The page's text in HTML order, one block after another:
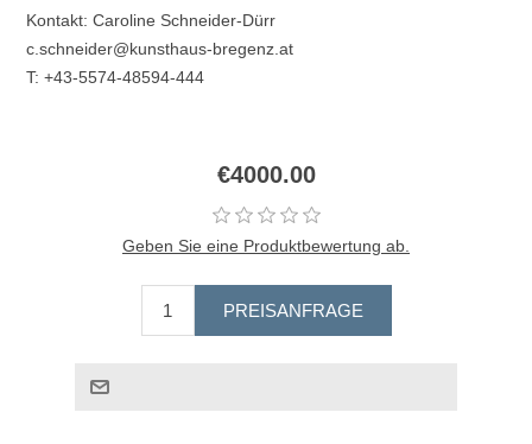
Kontakt: Caroline Schneider-Dürr
c.schneider@kunsthaus-bregenz.at
T: +43-5574-48594-444
€4000.00
Geben Sie eine Produktbewertung ab.